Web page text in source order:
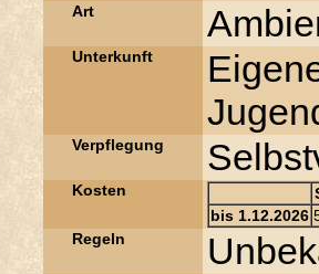
Art
Unterkunft
Verpflegung
Kosten
bis 1.12.2026
Regeln